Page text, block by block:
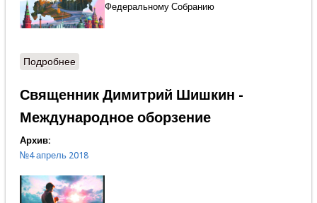
Федеральному Собранию
Подробнеео Пётр Акопов - Есть ли у России будущее?
Священник Димитрий Шишкин -
Международное оборзение
Архив:
№4 апрель 2018